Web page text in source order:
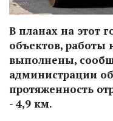
В планах на этот
объектов, работы
выполнены,
администрации
протяженность
- 4,9 км.